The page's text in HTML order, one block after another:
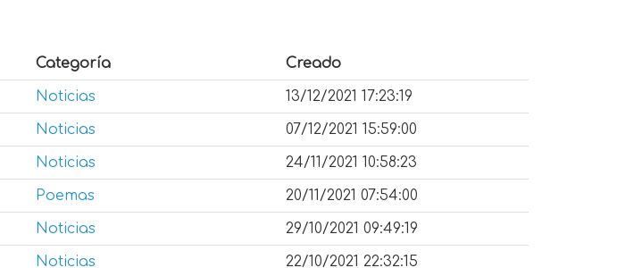
Categoría Creado
Noticias 13/12/2021 17:23:19
Noticias 07/12/2021 15:59:00
Noticias 24/11/2021 10:58:23
Poemas 20/11/2021 07:54:00
Noticias 29/10/2021 09:49:19
Noticias 22/10/2021 22:32:15